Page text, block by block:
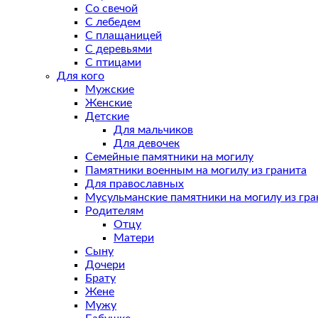
Со свечой
С лебедем
С плащаницей
С деревьями
С птицами
Для кого
Мужские
Женские
Детские
Для мальчиков
Для девочек
Семейные памятники на могилу
Памятники военным на могилу из гранита
Для православных
Мусульманские памятники на могилу из
Родителям
Отцу
Матери
Сыну
Дочери
Брату
Жене
Мужу